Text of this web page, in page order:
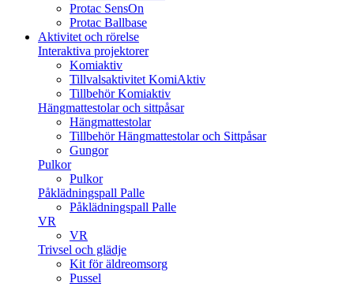
Protac SensOn
Protac Ballbase
Aktivitet och rörelse
Interaktiva projektorer
Komiaktiv
Tillvalsaktivitet KomiAktiv
Tillbehör Komiaktiv
Hängmattestolar och sittpåsar
Hängmattestolar
Tillbehör Hängmattestolar och Sittpåsar
Gungor
Pulkor
Pulkor
Påklädningspall Palle
Påklädningspall Palle
VR
VR
Trivsel och glädje
Kit för äldreomsorg
Pussel